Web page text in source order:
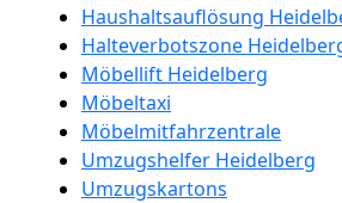
Haushaltsauflösung
Halteverbotszone
Möbellift Heidelberg
Möbeltaxi
Möbelmitfahrzentrale
Umzugshelfer Heidelberg
Umzugskartons